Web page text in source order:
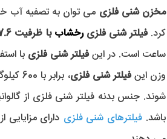
مخزن شنی فلزی می توان به تصفیه آب
کرد.فیلتر شنی فلزیرخشاب با ظرفیت 17.6 متر مکعب
ساعت است. در اینفیلتر شنی فلزی با
وزن اینفیلتر شنی فلزی
شوند. جنس بدنه فیلتر شنی فلزی از
باشد. فیلترهای شنی فلزی دارای